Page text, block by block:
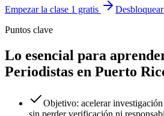
Empezar la clase 1 gratis
Puntos clave
Lo esencial para
Periodistas en Puerto
Objetivo: acelerar
sin perder verificación ni